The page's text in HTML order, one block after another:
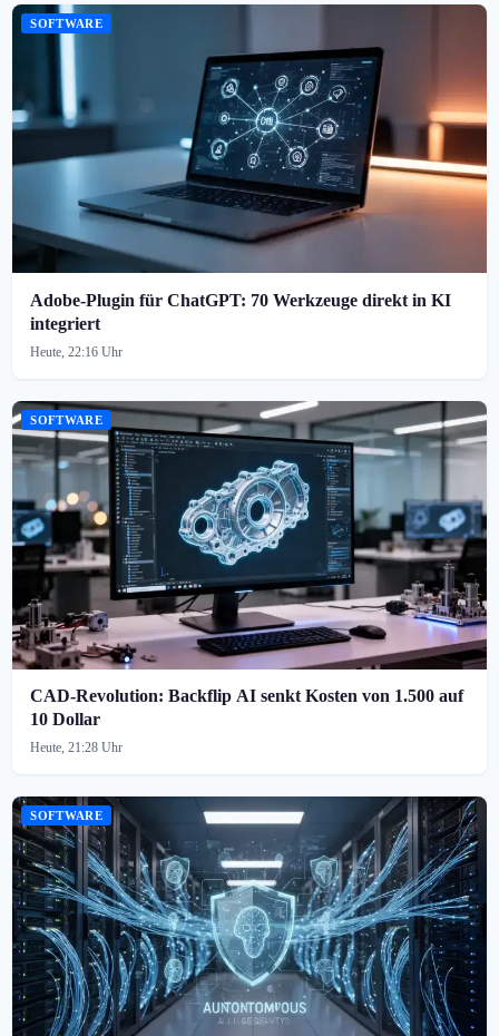
SOFTWARE
Adobe-Plugin für ChatGPT: 70 Werkzeuge direkt in KI
integriert
Heute, 22:16 Uhr
SOFTWARE
CAD-Revolution: Backflip AI senkt Kosten von 1.500 auf
10 Dollar
Heute, 21:28 Uhr
SOFTWARE